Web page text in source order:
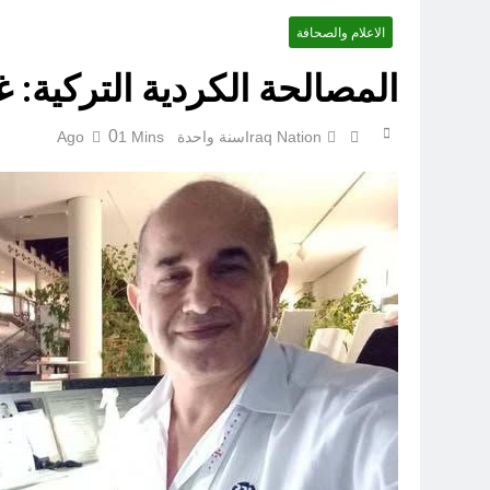
الاعلام والصحافة
المصالحة الكردية
Iraq Nationسنة واحدة Ago 01 Mins